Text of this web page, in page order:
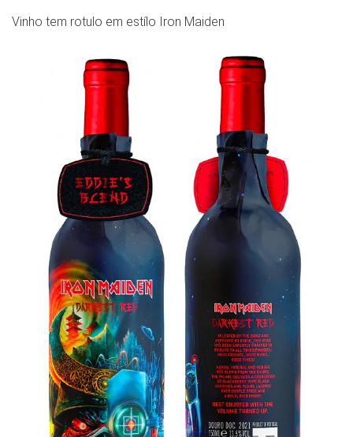
Vinho tem rotulo em estílo Iron Maiden